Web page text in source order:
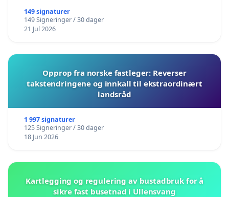
149 signaturer
149 Signeringer / 30 dager
21 Jul 2026
Opprop fra norske fastleger: Reverser
takstendringene og innkall til ekstraordinært
landsråd
1 997 signaturer
125 Signeringer / 30 dager
18 Jun 2026
Kartlegging og regulering av bustadbruk for å
sikre fast busetnad i Ullensvang